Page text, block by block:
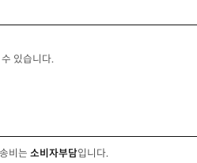
있습니다.
비는 소비자부담입니다.